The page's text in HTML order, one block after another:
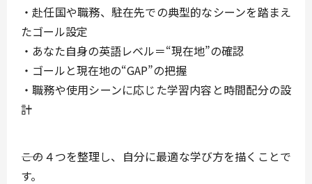
・赴任国や職務、駐在先での典型的なシーンを踏まえ
たゴール設定
・あなた自身の英語レベル＝“現在地”の確認
・ゴールと現在地の“GAP”の把握
・職務や使用シーンに応じた学習内容と時間配分の設
計
――この４つを整理し、自分に最適な学び方を描くことで
す。